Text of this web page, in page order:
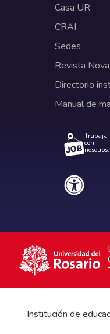
Casa UR
CRAI
Sedes
Revista
Directorio
Manual de
Trabaja
con
nosotros.
Institución de